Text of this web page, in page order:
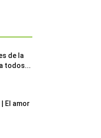
de la
todos...
El amor